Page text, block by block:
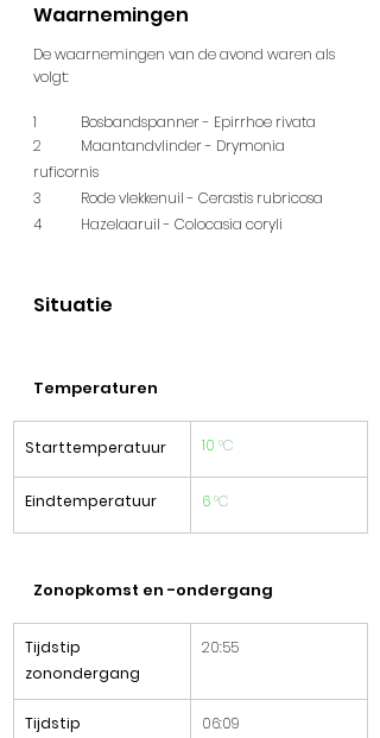
Waarnemingen
De waarnemingen van de avond waren als
volgt:
1 	Bosbandspanner - Epirrhoe rivata
2 	Maantandvlinder - Drymonia
ruficornis
3 	Rode vlekkenuil - Cerastis rubricosa
4 	Hazelaaruil - Colocasia coryli
Situatie
Temperaturen
Starttemperatuur 10 °C
Eindtemperatuur 6°C
Zonopkomst en -ondergang
Tijdstip
zonondergang
20:55
Tijdstip
06:09